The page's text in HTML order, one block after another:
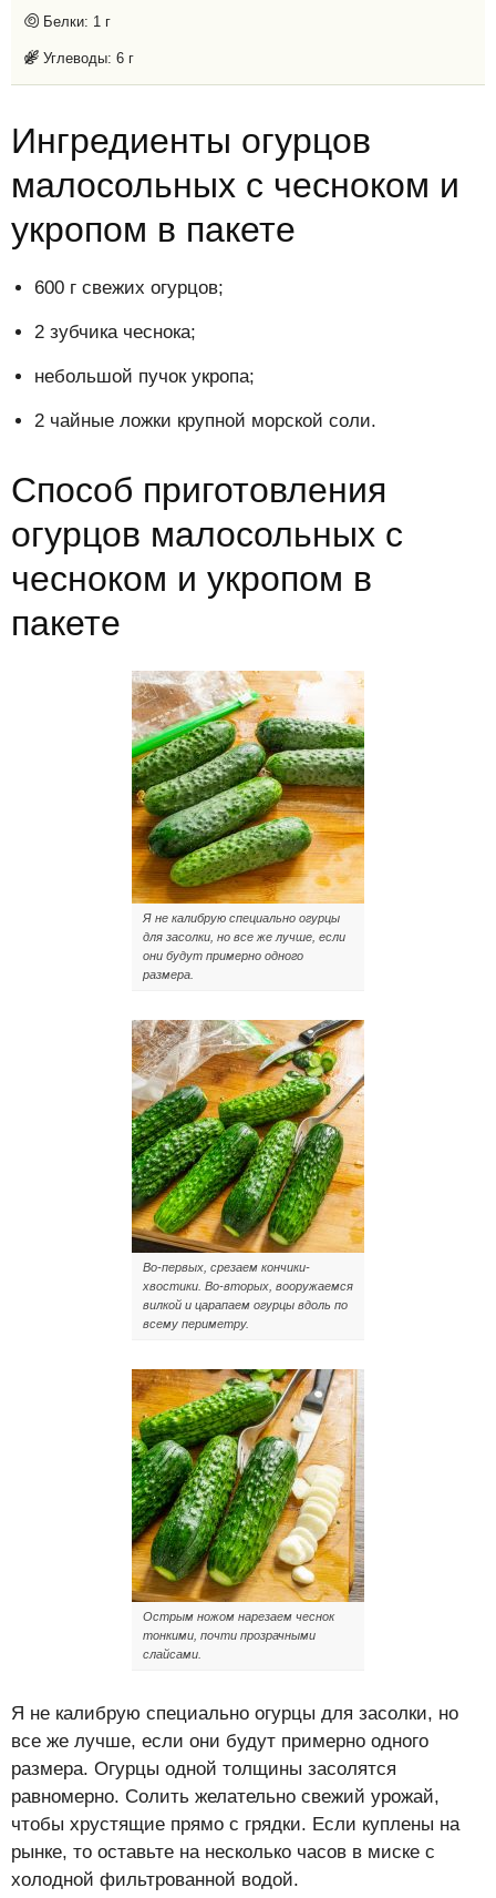
Белки: 1 г
Углеводы: 6 г
Ингредиенты огурцов
малосольных с чесноком и
укропом в пакете
600 г свежих огурцов;
2 зубчика чеснока;
небольшой пучок укропа;
2 чайные ложки крупной морской соли.
Способ приготовления
огурцов малосольных с
чесноком и укропом в
пакете
Я не калибрую специально огурцы
для засолки, но все же лучше, если
они будут примерно одного
размера.
Во-первых, срезаем кончики-
хвостики. Во-вторых, вооружаемся
вилкой и царапаем огурцы вдоль по
всему периметру.
Острым ножом нарезаем чеснок
тонкими, почти прозрачными
слайсами.
Я не калибрую специально огурцы для засолки, но
все же лучше, если они будут примерно одного
размера. Огурцы одной толщины засолятся
равномерно. Солить желательно свежий урожай,
чтобы хрустящие прямо с грядки. Если куплены на
рынке, то оставьте на несколько часов в миске с
холодной фильтрованной водой.